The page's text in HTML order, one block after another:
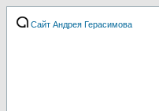
Сайт Андрея Герасимова